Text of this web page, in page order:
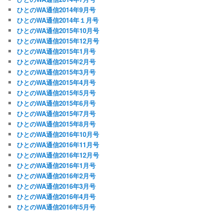
ひとのWA通信2014年9月号
ひとのWA通信2014年１月号
ひとのWA通信2015年10月号
ひとのWA通信2015年12月号
ひとのWA通信2015年1月号
ひとのWA通信2015年2月号
ひとのWA通信2015年3月号
ひとのWA通信2015年4月号
ひとのWA通信2015年5月号
ひとのWA通信2015年6月号
ひとのWA通信2015年7月号
ひとのWA通信2015年8月号
ひとのWA通信2016年10月号
ひとのWA通信2016年11月号
ひとのWA通信2016年12月号
ひとのWA通信2016年1月号
ひとのWA通信2016年2月号
ひとのWA通信2016年3月号
ひとのWA通信2016年4月号
ひとのWA通信2016年5月号